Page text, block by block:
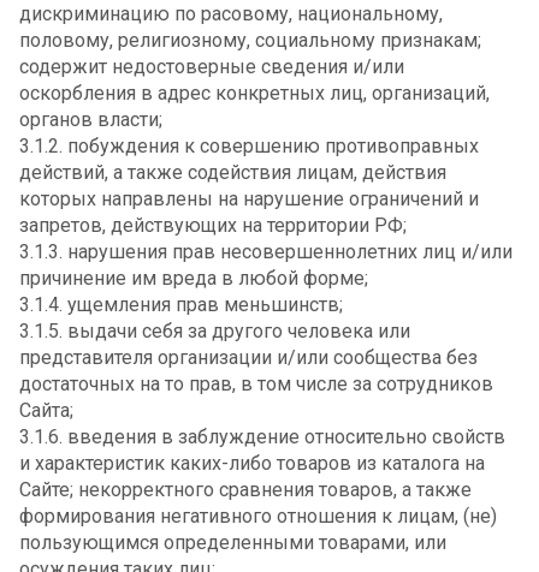
дискриминацию по расовому, национальному,
половому, религиозному, социальному признакам;
содержит недостоверные сведения и/или
оскорбления в адрес конкретных лиц, организаций,
органов власти;
3.1.2. побуждения к совершению противоправных
действий, а также содействия лицам, действия
которых направлены на нарушение ограничений и
запретов, действующих на территории РФ;
3.1.3. нарушения прав несовершеннолетних лиц и/или
причинение им вреда в любой форме;
3.1.4. ущемления прав меньшинств;
3.1.5. выдачи себя за другого человека или
представителя организации и/или сообщества без
достаточных на то прав, в том числе за сотрудников
Сайта;
3.1.6. введения в заблуждение относительно свойств
и характеристик каких-либо товаров из каталога на
Сайте; некорректного сравнения товаров, а также
формирования негативного отношения к лицам, (не)
пользующимся определенными товарами, или